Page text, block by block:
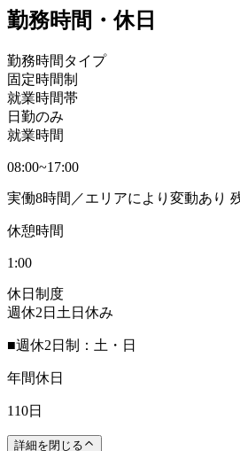
勤務時間・休日
勤務時間タイプ
固定時間制
就業時間帯
日勤のみ
就業時間
08:00~17:00
実働8時間／エリアにより変動あり
休憩時間
1:00
休日制度
週休2日 土日休み
■週休2日制：土・日
年間休日
110日
詳細を閉じる